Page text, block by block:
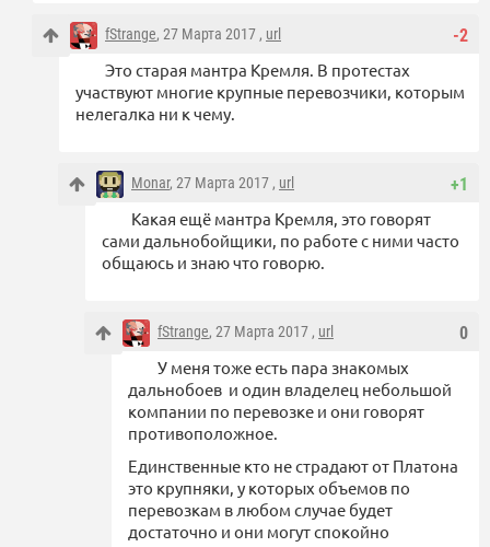
-2
fStrange, 27 Марта 2017 , url
Это старая мантра Кремля. В протестах
участвуют многие крупные перевозчики, которым
нелегалка ни к чему.
+1
Monar, 27 Марта 2017 , url
Какая ещё мантра Кремля, это говорят
сами дальнобойщики, по работе с ними часто
общаюсь и знаю что говорю.
0
fStrange, 27 Марта 2017 , url
У меня тоже есть пара знакомых
дальнобоев и один владелец небольшой
компании по перевозке и они говорят
противоположное.
Единственные кто не страдают от Платона
это крупняки, у которых объемов по
перевозкам в любом случае будет
достаточно и они могут спокойно